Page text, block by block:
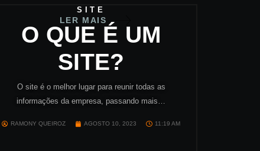
LER MAIS
SITE
O QUE É UM
SITE?
O site é o melhor lugar para reunir todas as
informações da empresa, passando mais…
RAMONY QUEIROZ AGOSTO 10, 2023 11:19 AM